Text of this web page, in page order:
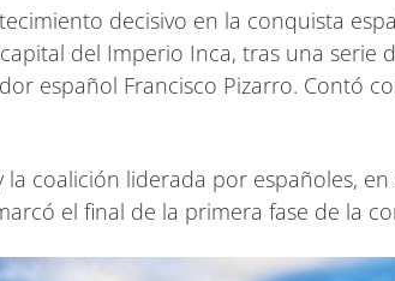
decisivo en la conquista
del Imperio Inca, tras una
español Francisco Pizarro. Contó
coalición liderada por españoles,
el final de la primera fase de la